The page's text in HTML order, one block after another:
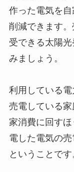
作った電気を
削減できます
受できる太陽
みましょう。
利用している
売電している
家消費に回す
電した電気の
ということです